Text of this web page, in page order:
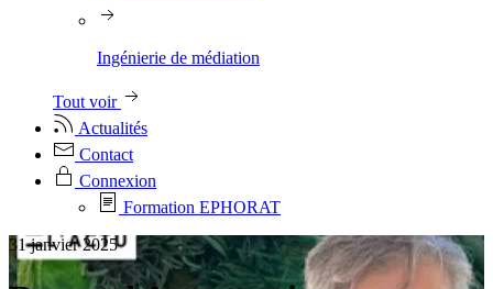
Ingénierie de médiation
Tout voir
Actualités
Contact
Connexion
Formation EPHORAT
31 janvier 2025